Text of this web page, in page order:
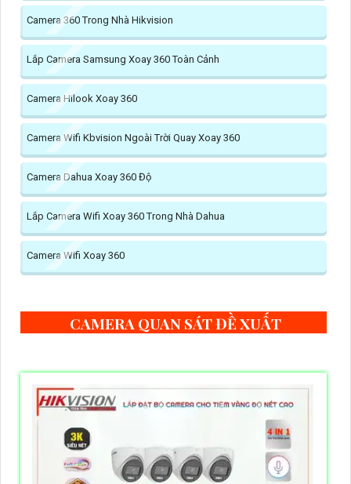
Camera 360 Trong Nhà Hikvision
Lắp Camera Samsung Xoay 360 Toàn Cảnh
Camera Hilook Xoay 360
Camera Wifi Kbvision Ngoài Trời Quay Xoay 360
Camera Dahua Xoay 360 Độ
Lắp Camera Wifi Xoay 360 Trong Nhà Dahua
Camera Wifi Xoay 360
CAMERA QUAN SÁT ĐỀ XUẤT